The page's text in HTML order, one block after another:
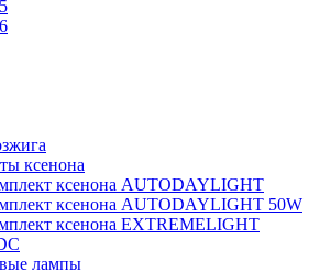
ксенона
ксенона AUTODAYLIGHT
ксенона AUTODAYLIGHT 50W
ксенона EXTREMELIGHT
лампы